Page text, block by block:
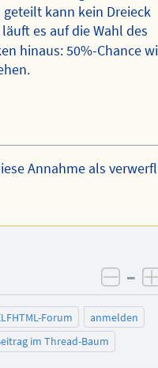
kann kein Dreieck
es auf die Wahl des
hinaus: 50%-Chance
Annahme als
–
Forum
anmelden
im Thread-Baum